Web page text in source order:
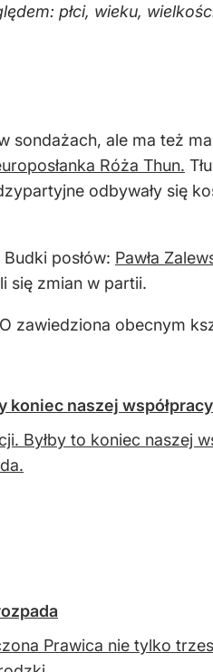
płci, wieku,
ale ma też
Róża Thun.
odbywały się
posłów: Pawła
się zmian w partii.
zawiedziona obecnym
koniec naszej współpracy
Byłby to koniec naszej
Prawica nie tylko